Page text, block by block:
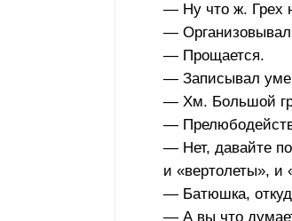
— Ну что ж. Грех
— Организовывал
— Прощается.
— Записывал
— Хм. Большой
—
— Нет, давайте
и «вертолеты», и
— Батюшка,
— А вы что